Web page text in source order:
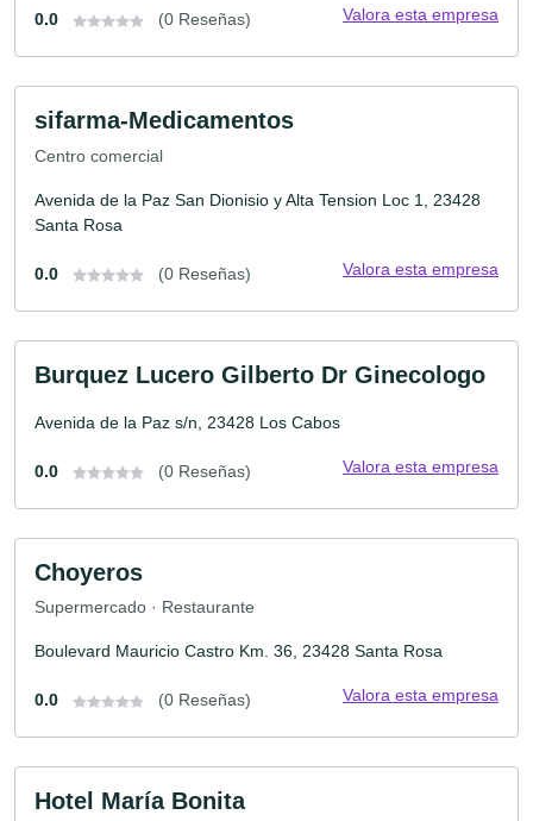
0.0 (0 Reseñas) Valora esta empresa
sifarma-Medicamentos
Centro comercial
Avenida de la Paz San Dionisio y Alta Tension Loc 1, 23428
Santa Rosa
0.0 (0 Reseñas) Valora esta empresa
Burquez Lucero Gilberto Dr Ginecologo
Avenida de la Paz s/n, 23428 Los Cabos
0.0 (0 Reseñas) Valora esta empresa
Choyeros
Supermercado · Restaurante
Boulevard Mauricio Castro Km. 36, 23428 Santa Rosa
0.0 (0 Reseñas) Valora esta empresa
Hotel María Bonita